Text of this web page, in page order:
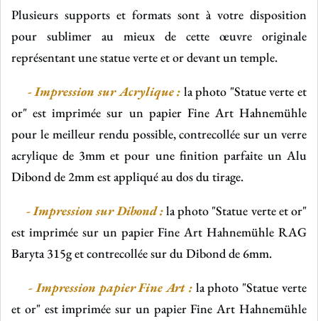
Plusieurs supports et formats sont à votre disposition
pour sublimer au mieux de cette œuvre originale
représentant une statue verte et or devant un temple.
-Impression sur Acrylique : la photo "Statue verte et
or" est imprimée sur un papier Fine Art Hahnemühle
pour le meilleur rendu possible, contrecollée sur un verre
acrylique de 3mm et pour une finition parfaite un Alu
Dibond de 2mm est appliqué au dos du tirage.
- Impression sur Dibond :la photo "Statue verte et or"
est imprimée sur un papier Fine Art Hahnemühle RAG
Baryta 315g et contrecollée sur du Dibond de 6mm.
- Impression papier Fine Art :la photo "Statue verte
et or" est imprimée sur un papier Fine Art Hahnemühle